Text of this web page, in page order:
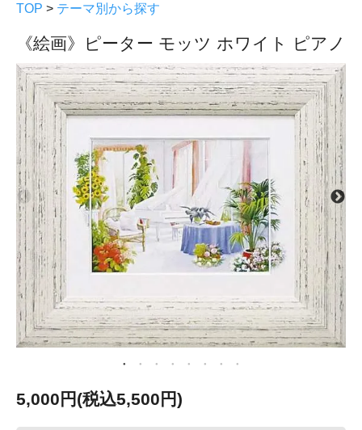
TOP > テーマ別から探す
《絵画》ピーター モッツ ホワイト ピアノ
5,000円(税込5,500円)